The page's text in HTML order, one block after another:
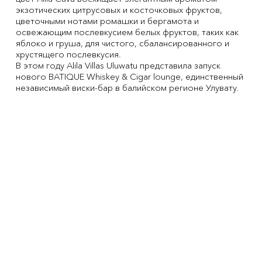
экзотических цитрусовых и косточковых фруктов,
цветочными нотами ромашки и бергамота и
освежающим послевкусием белых фруктов, таких как
яблоко и груша, для чистого, сбалансированного и
хрустящего послевкусия.
В этом году Alila Villas Uluwatu представила запуск
нового BATIQUE Whiskey & Cigar lounge, единственный
независимый виски-бар в балийском регионе Улувату.